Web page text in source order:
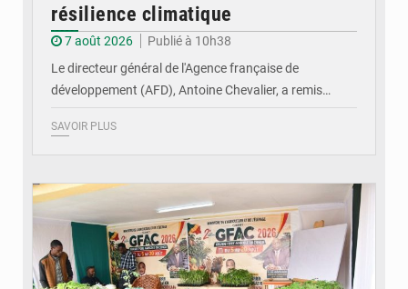
résilience climatique
7 août 2026
Publié à 10h38
Le directeur général de l'Agence française de
développement (AFD), Antoine Chevalier, a remis…
SAVOIR PLUS